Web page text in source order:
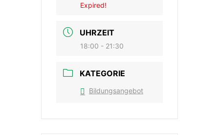
Expired!
UHRZEIT
18:00 - 21:30
KATEGORIE
Bildungsangebot